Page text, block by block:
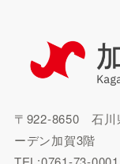
〒922-8650 石川
ーデン加賀3階